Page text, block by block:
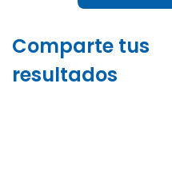
Comparte tus
resultados